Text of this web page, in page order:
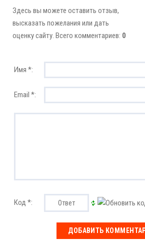
Здесь вы можете оставить отзыв,
высказать пожелания или дать
оценку сайту. Всего комментариев: 0
Имя *:
Email *:
Код *: